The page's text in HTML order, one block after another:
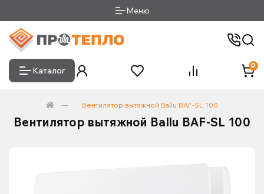
Меню
Каталог
0
Вентилятор вытяжной Ballu BAF-SL 100
Вентилятор вытяжной Ballu BAF-SL 100